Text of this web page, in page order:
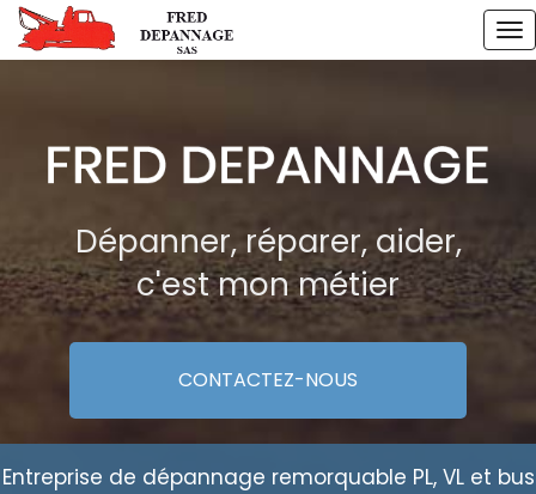
Aller
au
Dépanner, réparer, aider,
c'est mon métier
CONTACTEZ-NOUS
Entreprise de dépannage remorquable PL, VL et bus